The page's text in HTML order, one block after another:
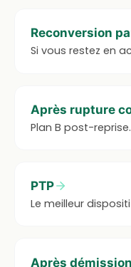
Reconversion
Si vous restez en
Après rupture
Plan B post-reprise.
PTP
Le meilleur
Après démission